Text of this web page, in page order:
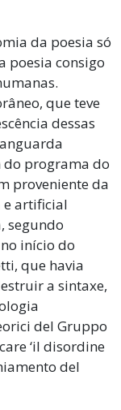
da poesia só
poesia consigo
que teve
dessas
programa do
proveniente da
e artificial
segundo
início do
que havia
a sintaxe,
del Gruppo
‘il disordine
del